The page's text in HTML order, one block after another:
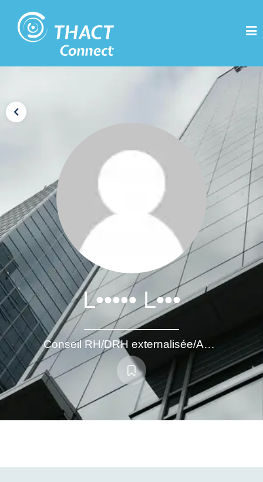
L••••• L•••
Conseil RH/DRH externalisée/Accompagnement à la gestion de crise RH